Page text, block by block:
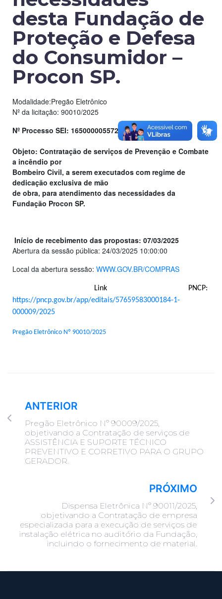
desta Fundação de
Proteção e Defesa
do Consumidor –
Procon SP.
Modalidade:Pregão Eletrônico
Nº da licitação: 90010/2025
Nº Processo SEI: 16500000557202514
Objeto: Contratação de serviços de Prevenção e Combate
a incêndio por
Bombeiro Civil, a serem executados com regime de
dedicação exclusiva de mão
de obra, para atendimento das necessidades da
Fundação Procon SP.
Início de recebimento das propostas: 07/03/2025
Abertura da sessão pública: 24/03/2025 10:00:00
Local da abertura sessão: WWW.GOV.BR/COMPRAS
Link PNCP:
https://pncp.gov.br/app/editais/57659583000184-1-
000009/2025
Pregão Eletrônico Nº 90010/2025
ANTERIOR
Pregão Eletrônico Nº 90009/2025,
objetivando a Contratação de serviços de
ASSISTÊNCIA E SUPORTE TÉCNICO
PREVENTIVO E CORRETIVO PARA O GRUPO
GERADOR.
PRÓXIMO
Dispensa Eletrônica Nº 90011/2025,
objetivando a Contratação de empresa
especializada para a execução de serviços de
instalação elétrica no auditório da Fundação,
incluindo o fornecimento de material.